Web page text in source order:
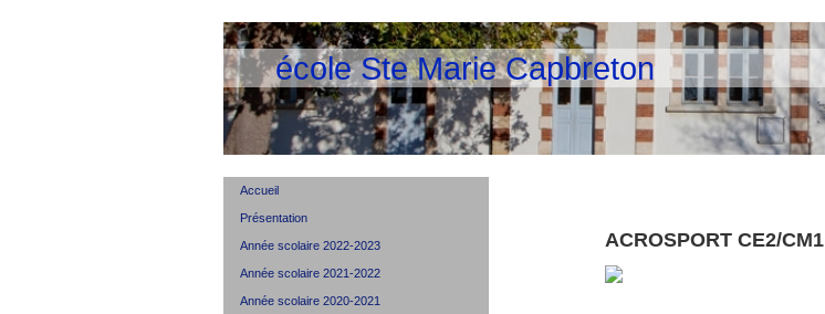
école Ste Marie Capbreton
ACROSPORT CE2/CM1
Accueil
Présentation
Année scolaire 2022-2023
Année scolaire 2021-2022
Année scolaire 2020-2021